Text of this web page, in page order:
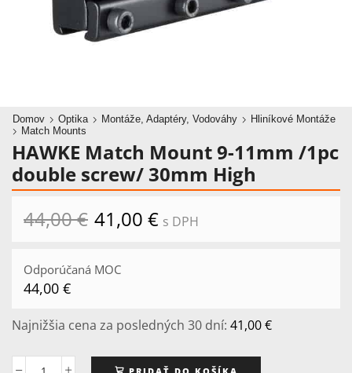
Domov Optika Montáže, Adaptéry, Vodováhy
Hliníkové Montáže
Match Mounts
HAWKE Match Mount 9-11mm /1pc
double screw/ 30mm High
44,00€ Pôvodná
cena
44,00 €.
41,00 €Aktuálna
cena
s DPH
Odporúčaná MOC
44,00 €
Najnižšia cena za posledných 30 dní: 41,00€